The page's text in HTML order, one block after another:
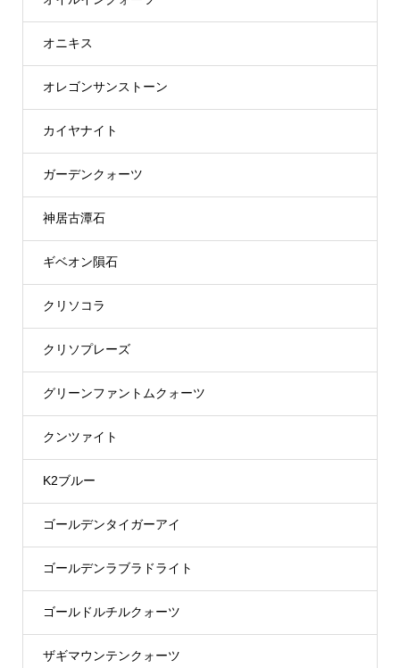
オニキス
オレゴンサンストーン
カイヤナイト
ガーデンクォーツ
神居古潭石
ギベオン隕石
クリソコラ
クリソプレーズ
グリーンファントムクォーツ
クンツァイト
K2ブルー
ゴールデンタイガーアイ
ゴールデンラブラドライト
ゴールドルチルクォーツ
ザギマウンテンクォーツ